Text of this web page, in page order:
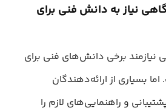
نیاز به دانش فنی برای
نیازمند برخی دانش‌های فنی برای
بسیاری از ارائه‌دهندگان
و راهنمایی‌های لازم را